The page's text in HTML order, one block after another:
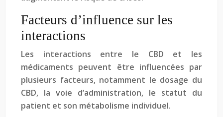
Facteurs d’influence sur les
interactions
Les interactions entre le CBD et les
médicaments peuvent être influencées par
plusieurs facteurs, notamment le dosage du
CBD, la voie d’administration, le statut du
patient et son métabolisme individuel.